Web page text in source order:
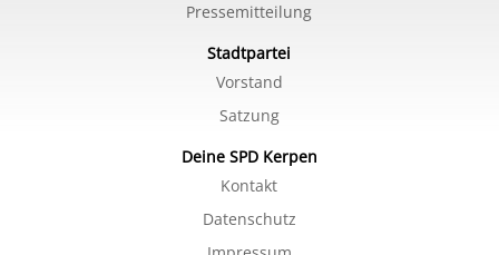
Pressemitteilung
Stadtpartei
Vorstand
Satzung
Deine SPD Kerpen
Kontakt
Datenschutz